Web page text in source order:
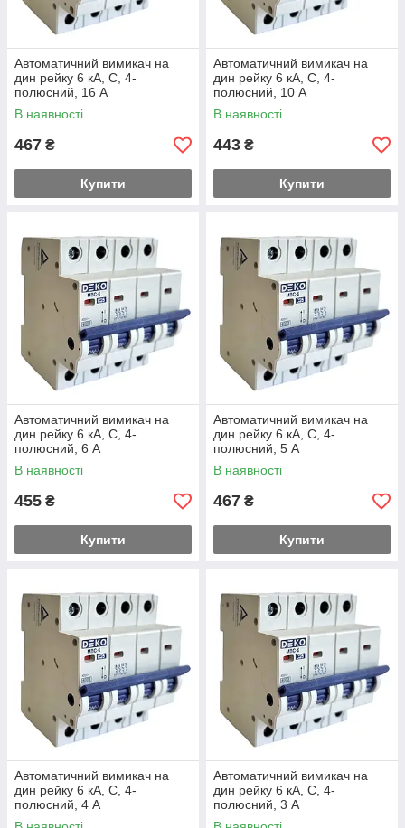
Автоматичний вимикач на
дин рейку 6 кА, С, 4-
полюсний, 16 А
В наявності
467 ₴
Купити
Автоматичний вимикач на
дин рейку 6 кА, С, 4-
полюсний, 10 А
В наявності
443 ₴
Купити
Автоматичний вимикач на
дин рейку 6 кА, С, 4-
полюсний, 6 А
В наявності
455 ₴
Купити
Автоматичний вимикач на
дин рейку 6 кА, С, 4-
полюсний, 5 А
В наявності
467 ₴
Купити
Автоматичний вимикач на
дин рейку 6 кА, С, 4-
полюсний, 4 А
Автоматичний вимикач на
дин рейку 6 кА, С, 4-
полюсний, 3 А